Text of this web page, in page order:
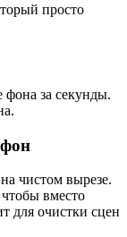
просто
фона за секунды.
чистом вырезе.
вместо
для очистки сцен